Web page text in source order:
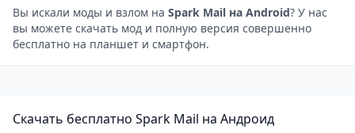
или в выходные.
Приложение также поддерживает интеграцию с
другими сервисами компании Readdle, такими как
сканировать документы прямо из приложения.
Вы искали моды и взлом на Spark Mail на Android? У нас
вы можете скачать мод и полную версия совершенно
бесплатно на планшет и смартфон.
Скачать бесплатно Spark Mail на Андроид